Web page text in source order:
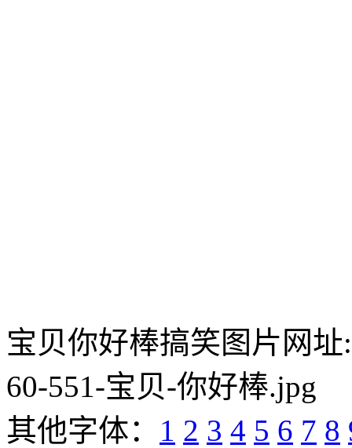
宝贝你好棒搞笑图片网址
60-551-宝贝-你好棒.jpg
其他字体： 1 2 3 4 5 6 7 8